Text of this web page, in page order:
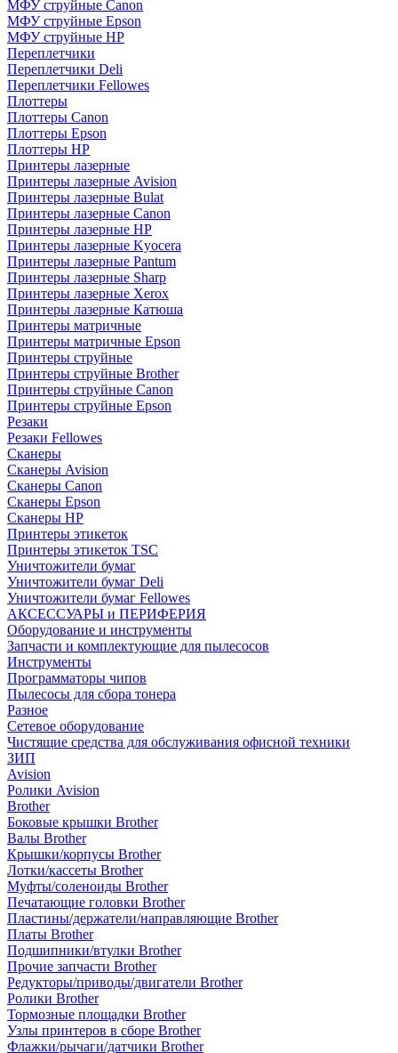
МФУ струйные Canon
МФУ струйные Epson
МФУ струйные HP
Переплетчики
Переплетчики Deli
Переплетчики Fellowes
Плоттеры
Плоттеры Canon
Плоттеры Epson
Плоттеры HP
Принтеры лазерные
Принтеры лазерные Avision
Принтеры лазерные Bulat
Принтеры лазерные Canon
Принтеры лазерные HP
Принтеры лазерные Kyocera
Принтеры лазерные Pantum
Принтеры лазерные Sharp
Принтеры лазерные Xerox
Принтеры лазерные Катюша
Принтеры матричные
Принтеры матричные Epson
Принтеры струйные
Принтеры струйные Brother
Принтеры струйные Canon
Принтеры струйные Epson
Резаки
Резаки Fellowes
Сканеры
Сканеры Avision
Сканеры Canon
Сканеры Epson
Сканеры HP
Принтеры этикеток
Принтеры этикеток TSC
Уничтожители бумаг
Уничтожители бумаг Deli
Уничтожители бумаг Fellowes
АКСЕССУАРЫ и ПЕРИФЕРИЯ
Оборудование и инструменты
Запчасти и комплектующие для пылесосов
Инструменты
Программаторы чипов
Пылесосы для сбора тонера
Разное
Сетевое оборудование
Чистящие средства для обслуживания офисной техники
ЗИП
Avision
Ролики Avision
Brother
Боковые крышки Brother
Валы Brother
Крышки/корпусы Brother
Лотки/кассеты Brother
Муфты/соленоиды Brother
Печатающие головки Brother
Пластины/держатели/направляющие Brother
Платы Brother
Подшипники/втулки Brother
Прочие запчасти Brother
Редукторы/приводы/двигатели Brother
Ролики Brother
Тормозные площадки Brother
Узлы принтеров в сборе Brother
Флажки/рычаги/датчики Brother